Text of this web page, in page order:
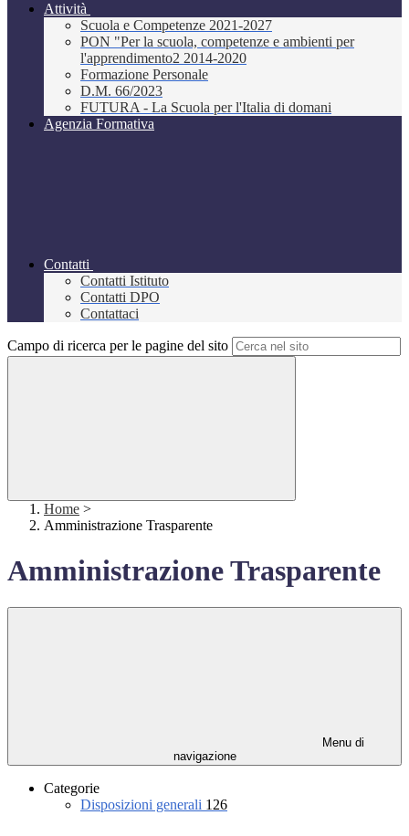
Attività
Scuola e Competenze 2021-2027
PON "Per la scuola, competenze e ambienti per
l'apprendimento2 2014-2020
Formazione Personale
D.M. 66/2023
FUTURA - La Scuola per l'Italia di domani
Agenzia Formativa
Contatti
Contatti Istituto
Contatti DPO
Contattaci
Campo di ricerca per le pagine del sito
Home >
Amministrazione Trasparente
Amministrazione Trasparente
Menu di
navigazione
Categorie
Disposizioni generali 126